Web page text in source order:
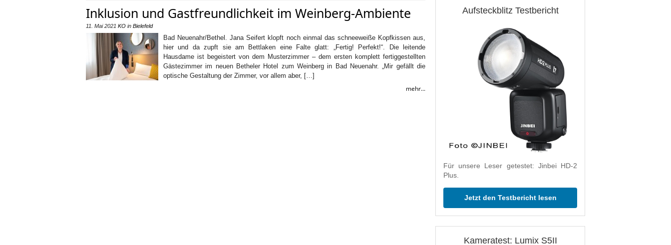
Inklusion und Gastfreundlichkeit im Weinberg-Ambiente
11. Mai 2021 KO in Bielefeld
Bad Neuenahr/Bethel. Jana Seifert klopft noch einmal das schneeweiße Kopfkissen aus,
hier und da zupft sie am Bettlaken eine Falte glatt: „Fertig! Perfekt!“. Die leitende
Hausdame ist begeistert von dem Musterzimmer – dem ersten komplett fertiggestellten
Gästezimmer im neuen Betheler Hotel zum Weinberg in Bad Neuenahr. „Mir gefällt die
optische Gestaltung der Zimmer, vor allem aber, […]
mehr...
Aufsteckblitz Testbericht
Für unsere Leser getestet: Jinbei HD-2
Plus.
Jetzt den Testbericht lesen
Kameratest: Lumix S5II